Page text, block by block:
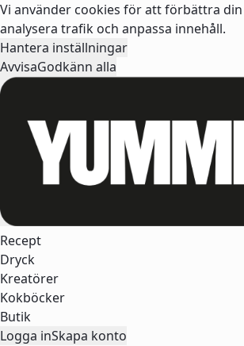
Vi använder cookies för att förbättra din
analysera trafik och anpassa innehåll.
Hantera inställningar
AvvisaGodkänn alla
Recept
Dryck
Kreatörer
Kokböcker
Butik
Logga inSkapa konto